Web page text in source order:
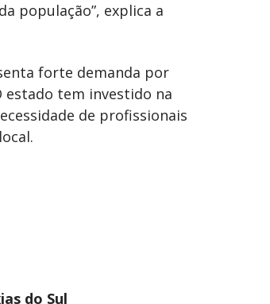
população”, explica a
forte demanda por
estado tem investido na
de profissionais
do Sul